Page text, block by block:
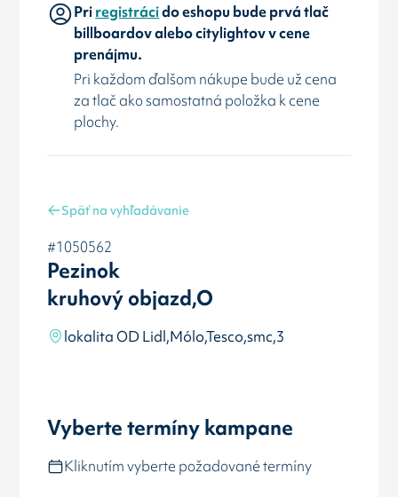
Priregistrácido eshopu bude prvá tlač
billboardov alebo citylightov v cene
prenájmu.
Pri každom ďalšom nákupe bude už cena
za tlač ako samostatná položka k cene
plochy.
Späť na vyhľadávanie
#1050562
Pezinok
kruhový objazd,O
lokalita OD Lidl,Mólo,Tesco,smc,3
Vyberte termíny kampane
Kliknutím vyberte požadované termíny